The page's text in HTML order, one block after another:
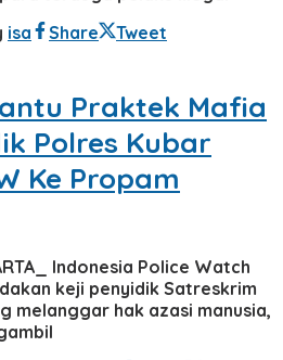
isa Share Tweet
Praktek Mafia
Polres Kubar
Ke Propam
Indonesia Police Watch
keji penyidik Satreskrim
melanggar hak azasi manusia,